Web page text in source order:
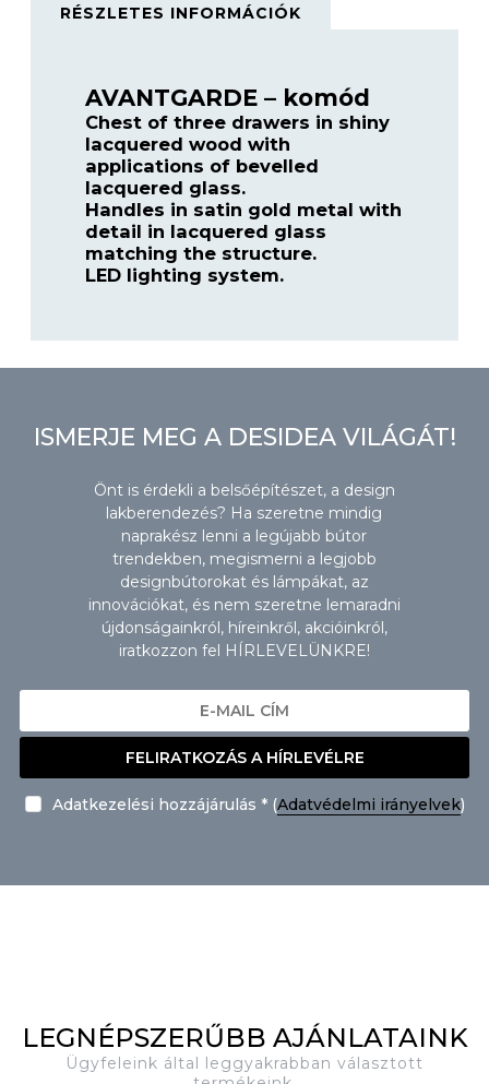
RÉSZLETES INFORMÁCIÓK
AVANTGARDE – komód
Chest of three drawers in shiny
lacquered wood with
applications of bevelled
lacquered glass.
Handles in satin gold metal with
detail in lacquered glass
matching the structure.
LED lighting system.
ISMERJE MEG A DESIDEA VILÁGÁT!
Önt is érdekli a belsőépítészet, a design
lakberendezés? Ha szeretne mindig
naprakész lenni a legújabb bútor
trendekben, megismerni a legjobb
designbútorokat és lámpákat, az
innovációkat, és nem szeretne lemaradni
újdonságainkról, híreinkről, akcióinkról,
iratkozzon fel HÍRLEVELÜNKRE!
FELIRATKOZÁS A HÍRLEVÉLRE
Adatkezelési hozzájárulás * (Adatvédelmi irányelvek)
LEGNÉPSZERŰBB AJÁNLATAINK
Ügyfeleink által leggyakrabban választott